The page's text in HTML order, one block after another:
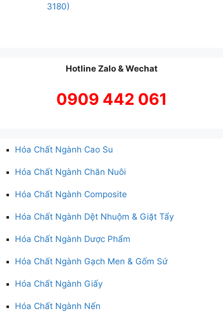
3180)
Hotline Zalo & Wechat
0909 442 061
Hóa Chất Ngành Cao Su
Hóa Chất Ngành Chăn Nuôi
Hóa Chất Ngành Composite
Hóa Chất Ngành Dệt Nhuộm & Giặt Tẩy
Hóa Chất Ngành Dược Phẩm
Hóa Chất Ngành Gạch Men & Gốm Sứ
Hóa Chất Ngành Giấy
Hóa Chất Ngành Nến